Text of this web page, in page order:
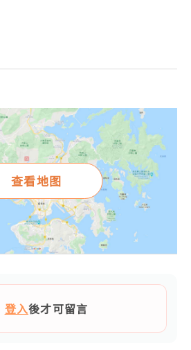
查看地图
登入後才可留言